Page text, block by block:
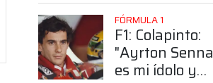
Colapinto del
número 43
FÓRMULA 1
F1: Colapinto:
"Ayrton Senna
es mi ídolo y